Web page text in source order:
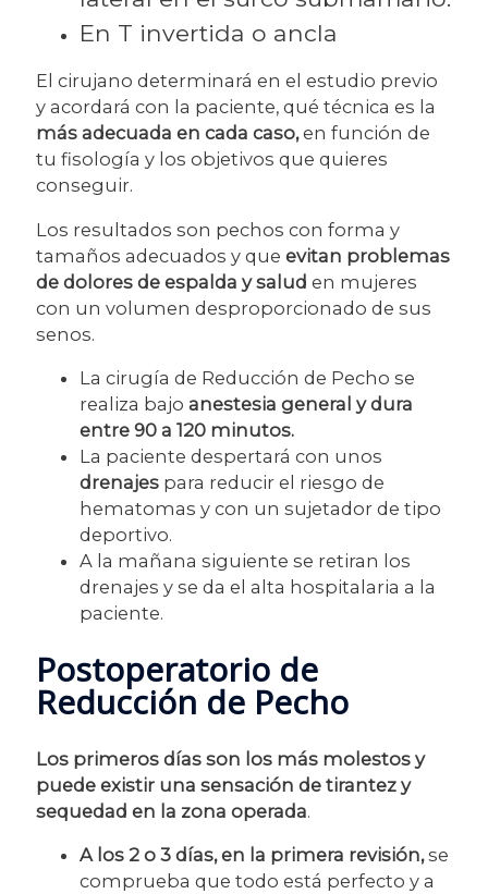
En T invertida o ancla
El cirujano determinará en el estudio previo
y acordará con la paciente, qué técnica es la
más adecuada en cada caso,en función de
tu fisología y los objetivos que quieres
conseguir.
Los resultados son pechos con forma y
tamaños adecuados y queevitan problemas
de dolores de espalda y salud en mujeres
con un volumen desproporcionado de sus
senos.
La cirugía de Reducción de Pecho se
realiza bajoanestesia general y dura
entre 90 a 120 minutos.
La paciente despertará con unos
drenajes para reducir el riesgo de
hematomas y con un sujetador de tipo
deportivo.
A la mañana siguiente se retiran los
drenajes y se da el alta hospitalaria a la
paciente.
Postoperatorio de
Reducción de Pecho
Los primeros días son los más molestos y
puede existir una sensación de tirantez y
sequedad en la zona operada.
A los 2 o 3 días, en la primera revisión,se
comprueba que todo está perfecto y a